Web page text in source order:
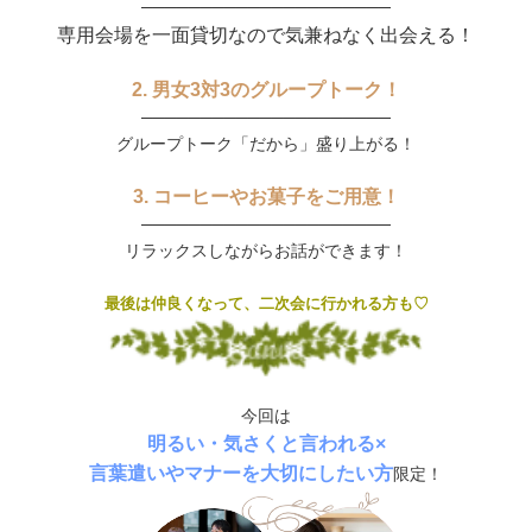
─────────────────────
専用会場を一面貸切なので気兼ねなく出会える！
2. 男女3対3のグループトーク！
─────────────────────
グループトーク「だから」盛り上がる！
3. コーヒーやお菓子をご用意！
─────────────────────
リラックスしながらお話ができます！
最後は仲良くなって、二次会に行かれる方も♡
今回は
明るい・気さくと言われる×
言葉遣いやマナーを大切にしたい方限定！